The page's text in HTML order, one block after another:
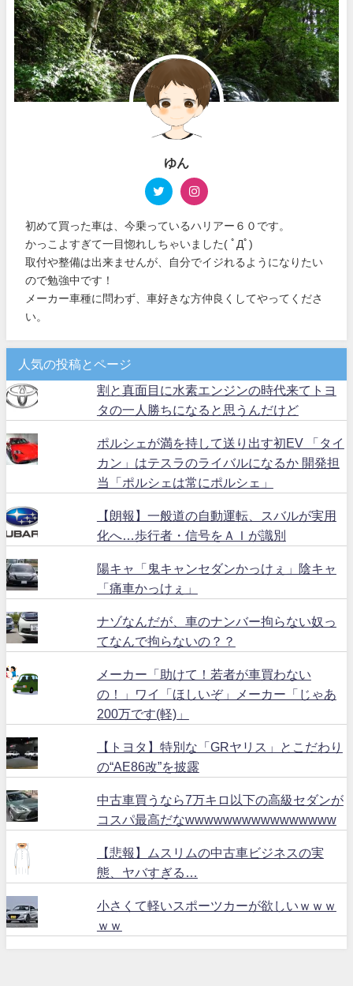
ゆん
初めて買った車は、今乗っているハリアー６０です。
かっこよすぎて一目惚れしちゃいました( ﾟДﾟ)
取付や整備は出来ませんが、自分でイジれるようになりたい
ので勉強中です！
メーカー車種に問わず、車好きな方仲良くしてやってくださ
い。
人気の投稿とページ
割と真面目に水素エンジンの時代来てトヨ
タの一人勝ちになると思うんだけど
ポルシェが満を持して送り出す初EV 「タイ
カン」はテスラのライバルになるか 開発担
当「ポルシェは常にポルシェ」
【朗報】一般道の自動運転、スバルが実用
化へ…歩行者・信号をＡＩが識別
陽キャ「鬼キャンセダンかっけぇ」陰キャ
「痛車かっけぇ」
ナゾなんだが、車のナンバー拘らない奴っ
てなんで拘らないの？？
メーカー「助けて！若者が車買わない
の！」ワイ「ほしいぞ」メーカー「じゃあ
200万です(軽)」
【トヨタ】特別な「GRヤリス」とこだわり
の“AE86改”を披露
中古車買うなら7万キロ以下の高級セダンが
コスパ最高だなwwwwwwwwwwwwwwww
【悲報】ムスリムの中古車ビジネスの実
態、ヤバすぎる…
小さくて軽いスポーツカーが欲しいｗｗｗ
ｗｗ